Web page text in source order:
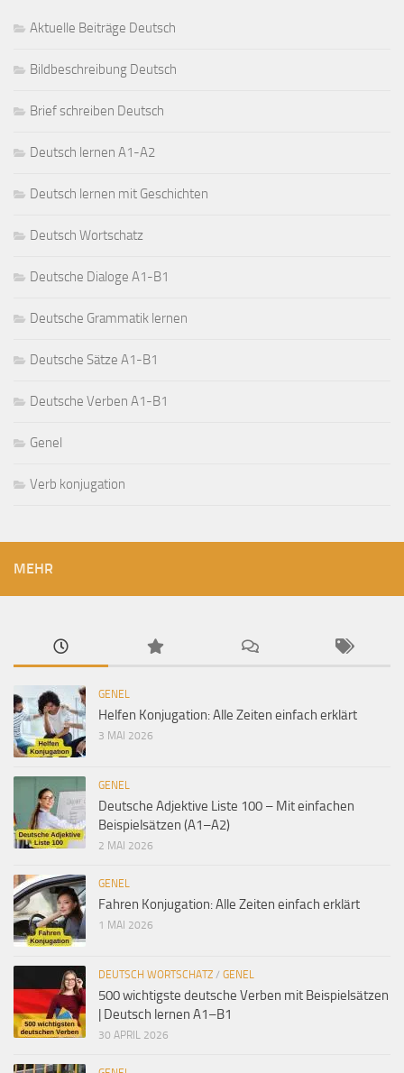
Aktuelle Beiträge Deutsch
Bildbeschreibung Deutsch
Brief schreiben Deutsch
Deutsch lernen A1-A2
Deutsch lernen mit Geschichten
Deutsch Wortschatz
Deutsche Dialoge A1-B1
Deutsche Grammatik lernen
Deutsche Sätze A1-B1
Deutsche Verben A1-B1
Genel
Verb konjugation
MEHR
GENEL
Helfen Konjugation: Alle Zeiten einfach erklärt
3 MAI 2026
GENEL
Deutsche Adjektive Liste 100 – Mit einfachen
Beispielsätzen (A1–A2)
2 MAI 2026
GENEL
Fahren Konjugation: Alle Zeiten einfach erklärt
1 MAI 2026
DEUTSCH WORTSCHATZ / GENEL
500 wichtigste deutsche Verben mit Beispielsätzen
| Deutsch lernen A1–B1
30 APRIL 2026